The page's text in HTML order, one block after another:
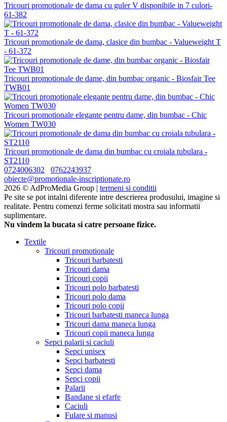
Tricouri promotionale de dama cu guler V disponibile in 7 culori-
61-382
Tricouri promotionale de dama, clasice din bumbac - Valueweight T
- 61-372
Tricouri promotionale de dame, din bumbac organic - Biosfair Tee
TWB01
Tricouri promotionale elegante pentru dame, din bumbac - Chic
Women TW030
Tricouri promotionale de dama din bumbac cu croiala tubulara -
ST2110
0724006302
0762243937
obiecte@promotionale-inscriptionate.ro
2026 © AdProMedia Group | termeni si conditii
Pe site se pot intalni diferente intre descrierea produsului, imagine si
realitate. Pentru comenzi ferme solicitati mostra sau informatii
suplimentare.
Nu vindem la bucata si catre persoane fizice.
Textile
Tricouri promotionale
Tricouri barbatesti
Tricouri dama
Tricouri copii
Tricouri polo barbatesti
Tricouri polo dama
Tricouri polo copii
Tricouri barbatesti maneca lunga
Tricouri dama maneca lunga
Tricouri copii maneca lunga
Sepci palarii si caciuli
Sepci unisex
Sepci barbatesti
Sepci dama
Sepci copii
Palarii
Bandane si efarfe
Caciuli
Fulare si manusi